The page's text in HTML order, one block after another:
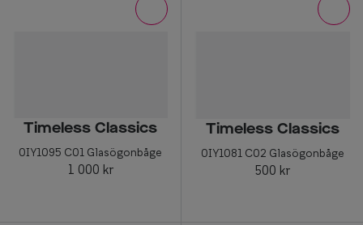
Timeless Classics
0IY1095 C01 Glasögonbåge
1 000 kr
Timeless Classics
0IY1081 C02 Glasögonbåge
500 kr